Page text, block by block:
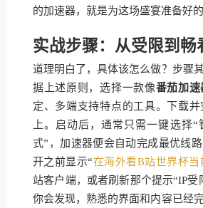
的加速器，就是为这场盛宴准备好的
实战步骤：从受限到畅
道理明白了，具体该怎么做？步骤
据上述原则，选择一款像番茄加速
定、多端支持特点的工具。下载
上。启动后，通常只需一键选择
式”，加速器便会自动完成最优线
开之前显示“在海外看B站世界杯
站客户端，或者刷新那个提示“IP受
你会发现，熟悉的界面和内容已经